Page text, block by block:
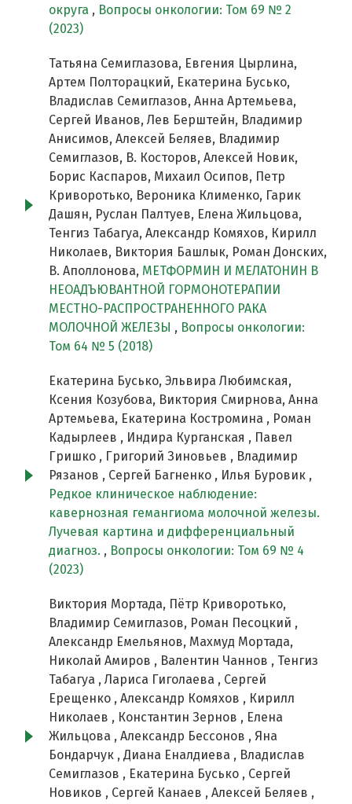
округа , Вопросы онкологии: Том 69 № 2
(2023)
Татьяна Семиглазова, Евгения Цырлина,
Артем Полторацкий, Екатерина Бусько,
Владислав Семиглазов, Анна Артемьева,
Сергей Иванов, Лев Берштейн, Владимир
Анисимов, Алексей Беляев, Владимир
Семиглазов, В. Косторов, Алексей Новик,
Борис Каспаров, Михаил Осипов, Петр
Криворотько, Вероника Клименко, Гарик
Дашян, Руслан Палтуев, Елена Жильцова,
Тенгиз Табагуа, Александр Комяхов, Кирилл
Николаев, Виктория Башлык, Роман Донских,
В. Аполлонова, МЕТФОРМИН И МЕЛАТОНИН В
НЕОАДЪЮВАНТНОЙ ГОРМОНОТЕРАПИИ
МЕСТНО-РАСПРОСТРАНЕННОГО РАКА
МОЛОЧНОЙ ЖЕЛЕЗЫ , Вопросы онкологии:
Том 64 № 5 (2018)
Екатерина Бусько, Эльвира Любимская,
Ксения Козубова, Виктория Смирнова, Анна
Артемьева, Екатерина Костромина , Роман
Кадырлеев , Индира Курганская , Павел
Гришко , Григорий Зиновьев , Владимир
Рязанов , Сергей Багненко , Илья Буровик ,
Редкое клиническое наблюдение:
кавернозная гемангиома молочной железы.
Лучевая картина и дифференциальный
диагноз. , Вопросы онкологии: Том 69 № 4
(2023)
Виктория Мортада, Пётр Криворотько,
Владимир Семиглазов, Роман Песоцкий ,
Александр Емельянов, Махмуд Мортада,
Николай Амиров , Валентин Чаннов , Тенгиз
Табагуа , Лариса Гиголаева , Сергей
Ерещенко , Александр Комяхов , Кирилл
Николаев , Константин Зернов , Елена
Жильцова , Александр Бессонов , Яна
Бондарчук , Диана Еналдиева , Владислав
Семиглазов , Екатерина Бусько , Сергей
Новиков , Сергей Канаев , Алексей Беляев ,